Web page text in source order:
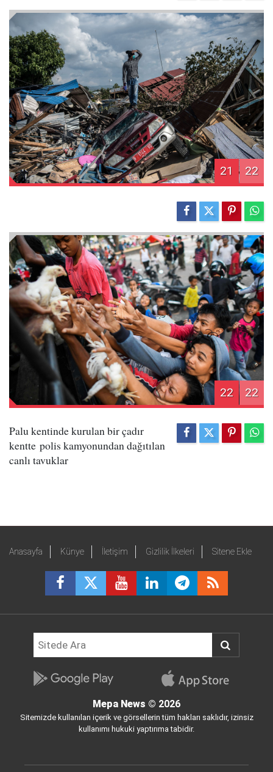
21 22
22 22
Palu kentinde kurulan bir çadır
kentte polis kamyonundan dağıtılan
canlı tavuklar
Anasayfa Künye İletişim Gizlilik İlkeleri Sitene Ekle
Mepa News © 2026
Sitemizde kullanılan içerik ve görsellerin tüm hakları saklıdır, izinsiz
kullanımı hukuki yaptırıma tabidir.